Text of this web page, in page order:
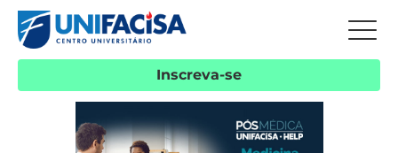
Inscreva-se